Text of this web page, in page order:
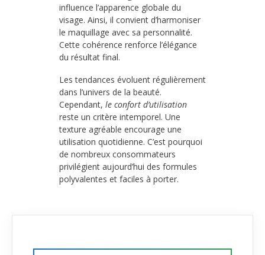
influence l’apparence globale du
visage. Ainsi, il convient d’harmoniser
le maquillage avec sa personnalité.
Cette cohérence renforce l’élégance
du résultat final.
Les tendances évoluent régulièrement
dans l’univers de la beauté.
Cependant, le confort d’utilisation
reste un critère intemporel. Une
texture agréable encourage une
utilisation quotidienne. C’est pourquoi
de nombreux consommateurs
privilégient aujourd’hui des formules
polyvalentes et faciles à porter.